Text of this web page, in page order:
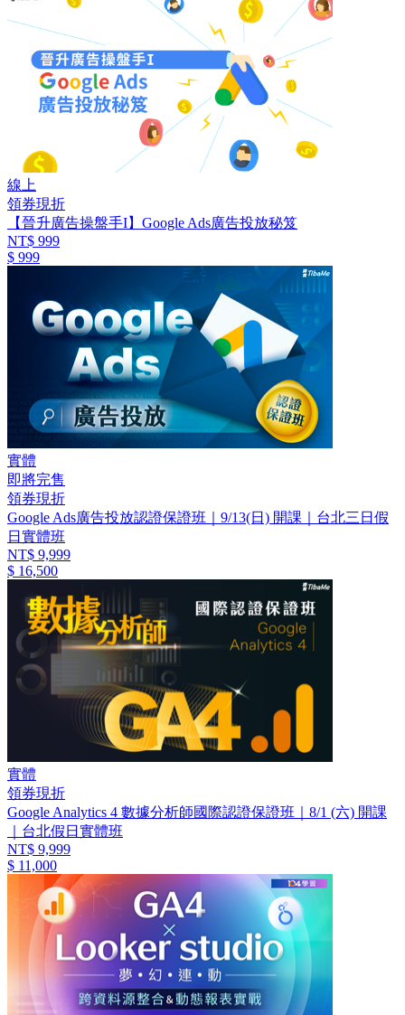
線上
領券現折
【晉升廣告操盤手I】Google Ads廣告投放秘笈
NT$ 999
$ 999
實體
即將完售
領券現折
Google Ads廣告投放認證保證班｜9/13(日) 開課｜台北三日假
日實體班
NT$ 9,999
$ 16,500
實體
領券現折
Google Analytics 4 數據分析師國際認證保證班｜8/1 (六) 開課
｜台北假日實體班
NT$ 9,999
$ 11,000